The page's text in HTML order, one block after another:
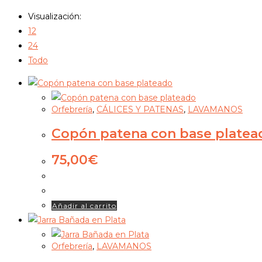
Visualización:
12
24
Todo
Orfebrería, CÁLICES Y PATENAS, LAVAMANOS
Copón patena con base
75,00€
Añadir al carrito
Orfebrería, LAVAMANOS